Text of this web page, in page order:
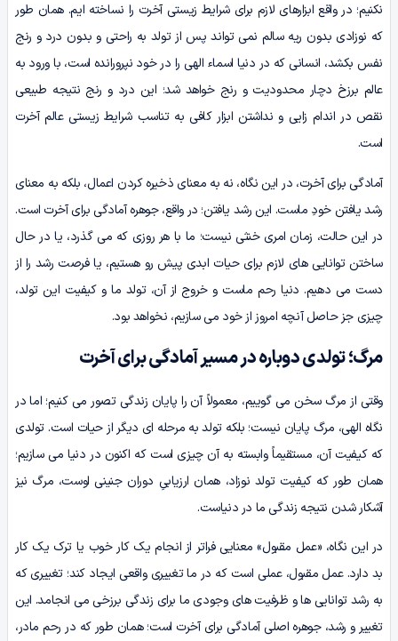
نکنیم؛ در واقع ابزارهای لازم برای شرایط زیستی آخرت را نساخته ایم. همان طور
که نوزادی بدون ریه سالم نمی تواند پس از تولد به راحتی و بدون درد و رنج
نفس بکشد، انسانی که در دنیا اسماء الهی را در خود نپرورانده است، با ورود به
عالم برزخ دچار محدودیت و رنج خواهد شد؛ این درد و رنج نتیجه طبیعی
نقص در اندام زایی و نداشتن ابزار کافی به تناسب شرایط زیستی عالم آخرت
است.
آمادگی برای آخرت، در این نگاه، نه به معنای ذخیره کردن اعمال، بلکه به معنای
رشد یافتن خودِ ماست. این رشد یافتن؛ در واقع، جوهره آمادگی برای آخرت است.
در این حالت، زمان امری خنثی نیست؛ ما با هر روزی که می گذرد، یا در حال
ساختن توانایی های لازم برای حیات ابدی پیش رو هستیم، یا فرصت رشد را از
دست می دهیم. دنیا رحم ماست و خروج از آن، تولد ما و کیفیت این تولد،
چیزی جز حاصل آنچه امروز از خود می سازیم، نخواهد بود.
مرگ؛ تولدی دوباره در مسیر آمادگی برای آخرت
وقتی از مرگ سخن می گوییم، معمولاً آن را پایان زندگی تصور می کنیم؛ اما در
نگاه الهی، مرگ پایان نیست؛ بلکه تولد به مرحله ای دیگر از حیات است. تولدی
که کیفیت آن، مستقیماً وابسته به آن چیزی است که اکنون در دنیا می سازیم؛
همان طور که کیفیت تولد نوزاد، همان ارزیابیِ دوران جنینی اوست، مرگ نیز
آشکار شدن نتیجه زندگی ما در دنیاست.
در این نگاه، «عمل مقبول» معنایی فراتر از انجام یک کار خوب یا ترک یک کار
بد دارد. عمل مقبول، عملی است که در ما تغییری واقعی ایجاد کند؛ تغییری که
به رشد توانایی ها و ظرفیت های وجودی ما برای زندگی برزخی می انجامد. این
تغییر و رشد، جوهره اصلی آمادگی برای آخرت است؛ همان طور که در رحم مادر،